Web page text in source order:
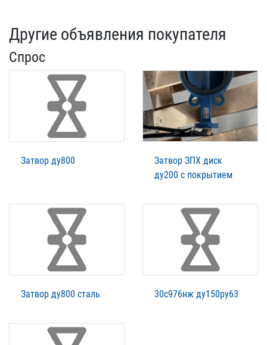
Другие объявления покупателя
Спрос
Затвор ду800
Затвор ЗПХ диск
ду200 с покрытием
Затвор ду800 сталь 30с976нж ду150ру63